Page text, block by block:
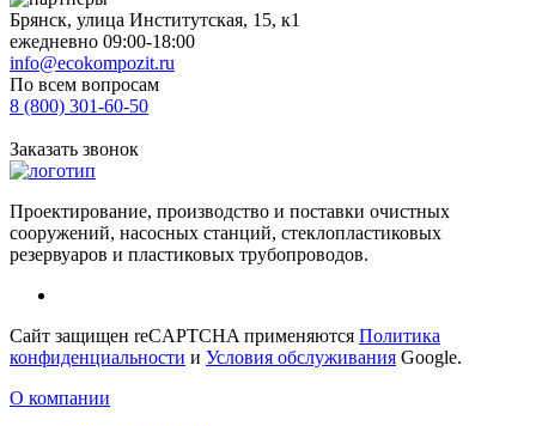
Брянск, улица Институтская, 15, к1
ежедневно 09:00-18:00
info@ecokompozit.ru
По всем вопросам
8 (800) 301-60-50
Заказать звонок
Проектирование, производство и поставки очистных
сооружений, насосных станций, стеклопластиковых
резервуаров и пластиковых трубопроводов.
Сайт защищен reCAPTCHA применяются Политика
конфиденциальности и Условия обслуживания Google.
О компании